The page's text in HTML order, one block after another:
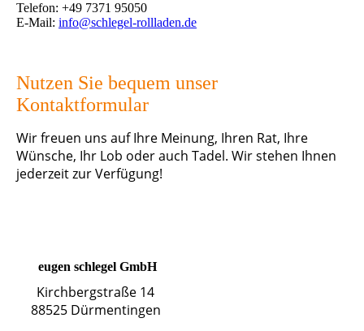
Telefon: +49 7371 95050
E-Mail: info@schlegel-rollladen.de
Nutzen Sie bequem unser
Kontaktformular
Wir freuen uns auf Ihre Meinung, Ihren Rat, Ihre
Wünsche, Ihr Lob oder auch Tadel. Wir stehen Ihnen
jederzeit zur Verfügung!
eugen schlegel GmbH
Kirchbergstraße 14
88525 Dürmentingen